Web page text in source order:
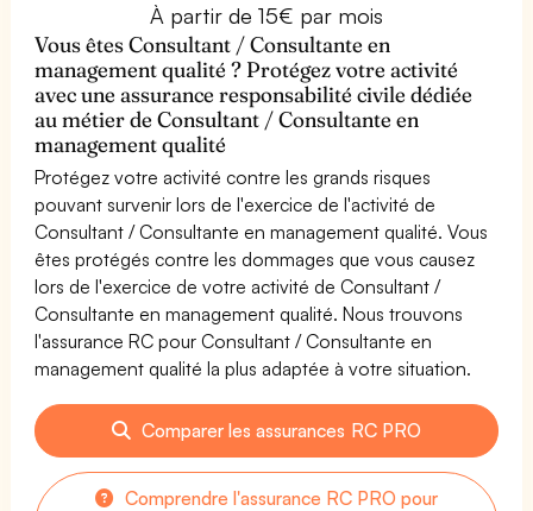
À partir de 15€ par mois
Vous êtes Consultant / Consultante en
management qualité ? Protégez votre activité
avec une assurance responsabilité civile dédiée
au métier de Consultant / Consultante en
management qualité
Protégez votre activité contre les grands risques
pouvant survenir lors de l'exercice de l'activité de
Consultant / Consultante en management qualité. Vous
êtes protégés contre les dommages que vous causez
lors de l'exercice de votre activité de Consultant /
Consultante en management qualité. Nous trouvons
l'assurance RC pour Consultant / Consultante en
management qualité la plus adaptée à votre situation.
Comparer les assurances RC PRO
Comprendre l'assurance RC PRO pour